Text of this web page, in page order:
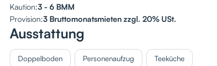
Kaution:3 - 6 BMM
Provision:3 Bruttomonatsmieten zzgl. 20% USt.
Ausstattung
Doppelboden Personenaufzug Teeküche